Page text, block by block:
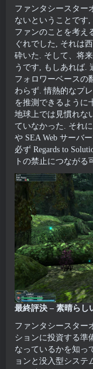
ファンタシースター
ないということです
ファンのことを考え
ぐれでした, それは
砕いた. そして、将
うです, もしあれば.
フォロワーベースの
わらず. 情熱的なプ
を推測できるように
地球上では見慣れな
ていなかった. それ
や SEA Web サーバ
必ず Regards to
トの禁止につながる
最終評決 – 素晴らし
ファンタシースター
ションに投資する準
なっているかを知っ
ョンと没入型システ